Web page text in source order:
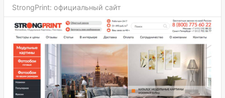
StrongPrint: официальный сайт